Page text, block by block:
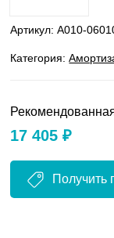
Артикул:A010-
Категория:
17 405 ₽
Получить